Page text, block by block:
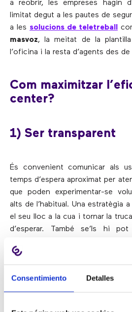
Consentimiento Detalles
a reobrir, les empreses hagin
limitat degut a les pautes de
a les solucions de teletreball
masvoz, la meitat de la
l’oficina i la resta d’agents des de
Com maximitzar
center?
1) Ser transparent
És convenient comunicar als
temps d’espera aproximat per
que poden experimentar-se
alts de l’habitual. Una estratègia
el seu lloc a la cua i tornar la
d’esperar. També se’ls hi
través d’alternatives digitals